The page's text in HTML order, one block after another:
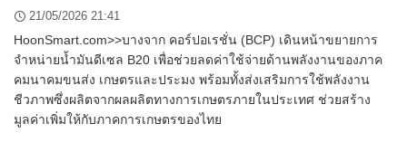
21/05/2026 21:41
HoonSmart.com>>บางจาก คอร์ปอเรชั่น (BCP) เดินหน้าขยายการ
จำหน่ายน้ำมันดีเซล B20 เพื่อช่วยลดค่าใช้จ่ายด้านพลังงานของภาค
คมนาคมขนส่ง เกษตรและประมง พร้อมทั้งส่งเสริมการใช้พลังงาน
ชีวภาพซึ่งผลิตจากผลผลิตทางการเกษตรภายในประเทศ ช่วยสร้าง
มูลค่าเพิ่มให้กับภาคการเกษตรของไทย